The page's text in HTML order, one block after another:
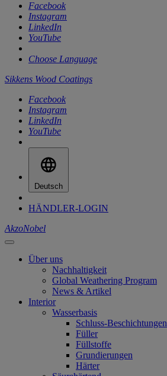
Facebook
Instagram
LinkedIn
YouTube
Choose Language
Sikkens Wood Coatings
Facebook
Instagram
LinkedIn
YouTube
Deutsch
HÄNDLER-LOGIN
AkzoNobel
Über uns
Nachhaltigkeit
Global Weathering Program
News & Artikel
Interior
Wasserbasis
Schluss-Beschichtungen
Füller
Füllstoffe
Grundierungen
Härter